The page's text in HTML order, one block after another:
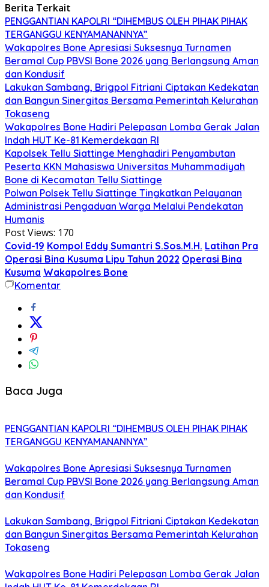
Berita Terkait
PENGGANTIAN KAPOLRI “DIHEMBUS OLEH PIHAK PIHAK
TERGANGGU KENYAMANANNYA”
Wakapolres Bone Apresiasi Suksesnya Turnamen
Beramal Cup PBVSI Bone 2026 yang Berlangsung Aman
dan Kondusif
Lakukan Sambang, Brigpol Fitriani Ciptakan Kedekatan
dan Bangun Sinergitas Bersama Pemerintah Kelurahan
Tokaseng
Wakapolres Bone Hadiri Pelepasan Lomba Gerak Jalan
Indah HUT Ke-81 Kemerdekaan RI
Kapolsek Tellu Siattinge Menghadiri Penyambutan
Peserta KKN Mahasiswa Universitas Muhammadiyah
Bone di Kecamatan Tellu Siattinge
Polwan Polsek Tellu Siattinge Tingkatkan Pelayanan
Administrasi Pengaduan Warga Melalui Pendekatan
Humanis
Post Views: 170
Covid-19 Kompol Eddy Sumantri S.Sos.M.H. Latihan Pra
Operasi Bina Kusuma Lipu Tahun 2022 Operasi Bina
Kusuma Wakapolres Bone
Komentar
Baca Juga
PENGGANTIAN KAPOLRI “DIHEMBUS OLEH PIHAK PIHAK
TERGANGGU KENYAMANANNYA”
Wakapolres Bone Apresiasi Suksesnya Turnamen
Beramal Cup PBVSI Bone 2026 yang Berlangsung Aman
dan Kondusif
Lakukan Sambang, Brigpol Fitriani Ciptakan Kedekatan
dan Bangun Sinergitas Bersama Pemerintah Kelurahan
Tokaseng
Wakapolres Bone Hadiri Pelepasan Lomba Gerak Jalan